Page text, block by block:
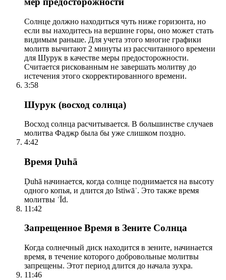
Солнце должно находиться чуть ниже горизонта, но
если вы находитесь на вершине горы, оно может стать
видимым раньше. Для учета этого многие графики
молитв вычитают 2 минуты из рассчитанного времени
для Шурук в качестве меры предосторожности.
Считается рискованным не завершать молитву до
истечения этого скорректированного времени.
3:58
Шурук (восход солнца)
Восход солнца расчитывается. В большинстве случаев
молитва Фаджр была бы уже слишком поздно.
4:42
Время Ḍuhā
Ḍuhā начинается, когда солнце поднимается на высоту
одного копья, и длится до Istiwāʾ. Это также время
молитвы ʿĪd.
11:42
Запрещенное Время в Зените Солнца
Когда солнечный диск находится в зените, начинается
время, в течение которого добровольные молитвы
запрещены. Этот период длится до начала зухра.
11:46